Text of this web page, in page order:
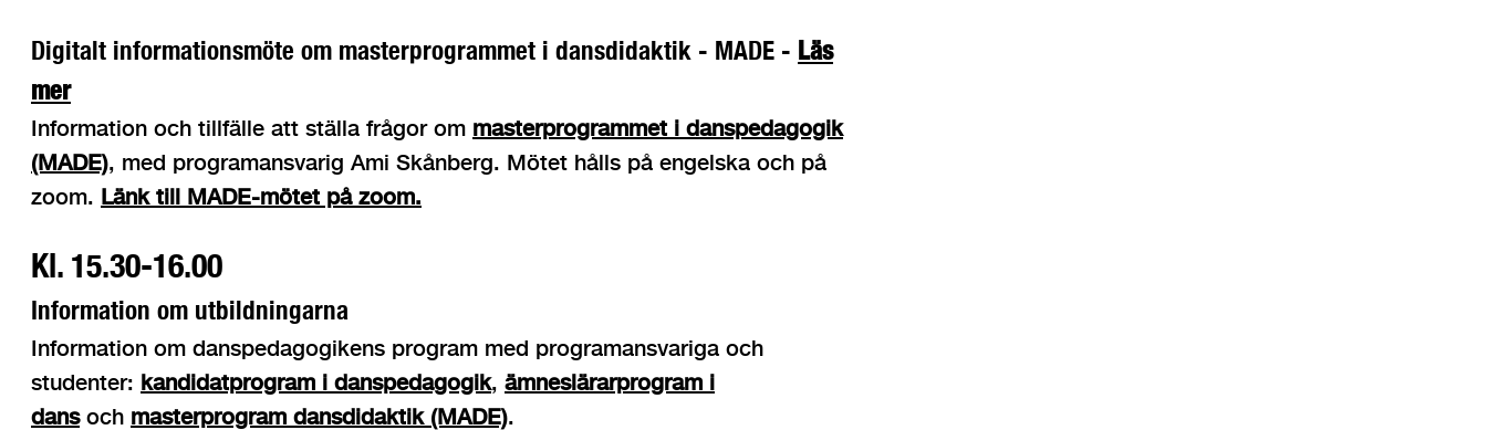
Digitalt informationsmöte om masterprogrammet i dansdidaktik - MADE - Läs
mer
Information och tillfälle att ställa frågor om masterprogrammet i danspedagogik
(MADE), med programansvarig Ami Skånberg. Mötet hålls på engelska och på
zoom. Länk till MADE-mötet på zoom.
Kl. 15.30-16.00
Information om utbildningarna
Information om danspedagogikens program med programansvariga och
studenter: kandidatprogram i danspedagogik, ämneslärarprogram i
dansoch masterprogram dansdidaktik (MADE).